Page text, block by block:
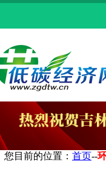
您目前的位置： 首页--